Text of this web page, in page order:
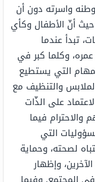
واسرته دون أن
أنّ الأطفال وكأي
تبدأ عندما
وكلما كبر في
التي يستطيع
والتنظيف مع
على الذّات
والاحترام فيما
التي
لصحته، وحماية
وإظهار